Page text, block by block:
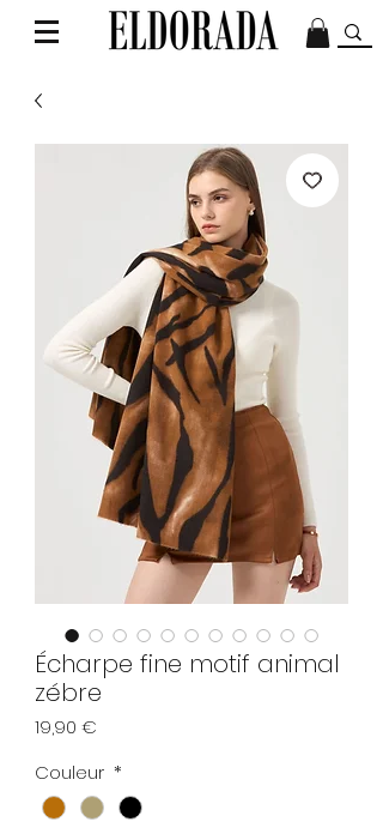
Écharpe fine motif animal
zébre
19,90 €
Couleur *